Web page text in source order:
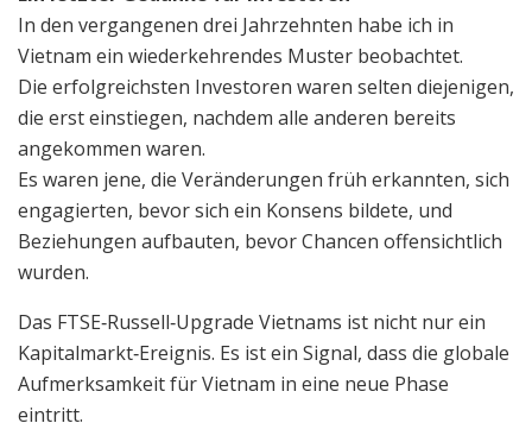
In den vergangenen drei Jahrzehnten habe ich in
Vietnam ein wiederkehrendes Muster beobachtet.
Die erfolgreichsten Investoren waren selten diejenigen,
die erst einstiegen, nachdem alle anderen bereits
angekommen waren.
Es waren jene, die Veränderungen früh erkannten, sich
engagierten, bevor sich ein Konsens bildete, und
Beziehungen aufbauten, bevor Chancen offensichtlich
wurden.
Das FTSE‑Russell‑Upgrade Vietnams ist nicht nur ein
Kapitalmarkt‑Ereignis. Es ist ein Signal, dass die globale
Aufmerksamkeit für Vietnam in eine neue Phase
eintritt.